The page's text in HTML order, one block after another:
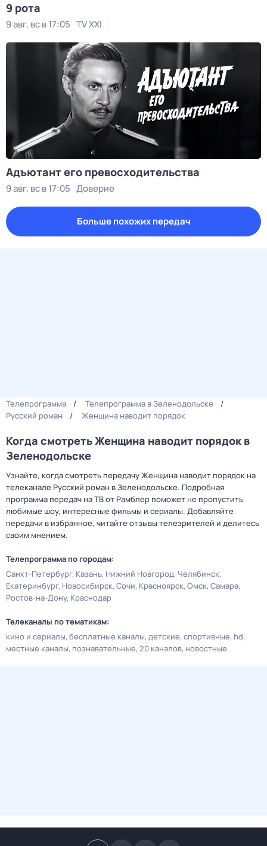
9 рота
9 авг, вс в 17:05 TV XXI
Адъютант его превосходительства
9 авг, вс в 17:05 Доверие
Больше похожих передач
Телепрограмма
Телепрограмма в Зеленодольске
Русский роман
Женщина наводит порядок
Когда смотреть Женщина наводит порядок в
Зеленодольске
Узнайте, когда смотреть передачу Женщина наводит порядок на
телеканале Русский роман в Зеленодольске. Подробная
программа передач на ТВ от Рамблер поможет не пропустить
любимые шоу, интересные фильмы и сериалы. Добавляйте
передачи в избранное, читайте отзывы телезрителей и делитесь
своим мнением.
Телепрограмма по городам:
Санкт-Петербург Казань Нижний Новгород Челябинск
Екатеринбург Новосибирск Сочи Красноярск Омск Самара
Ростов-на-Дону Краснодар
Телеканалы по тематикам:
кино и сериалы бесплатные каналы детские спортивные hd
местные каналы познавательные 20 каналов новостные